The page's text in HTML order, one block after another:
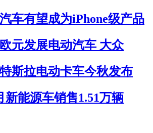
车有望成为iPhone级产品
元发展电动汽车 大众
斯拉电动卡车今秋发布
新能源车销售1.51万辆